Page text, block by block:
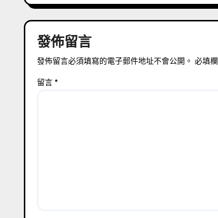
覽
發佈留言
發佈留言必須填寫的電子郵件地址不會公開。 必填
留言 *